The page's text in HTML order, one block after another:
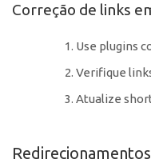
Correção de links
Use plugins
Verifique
Atualize